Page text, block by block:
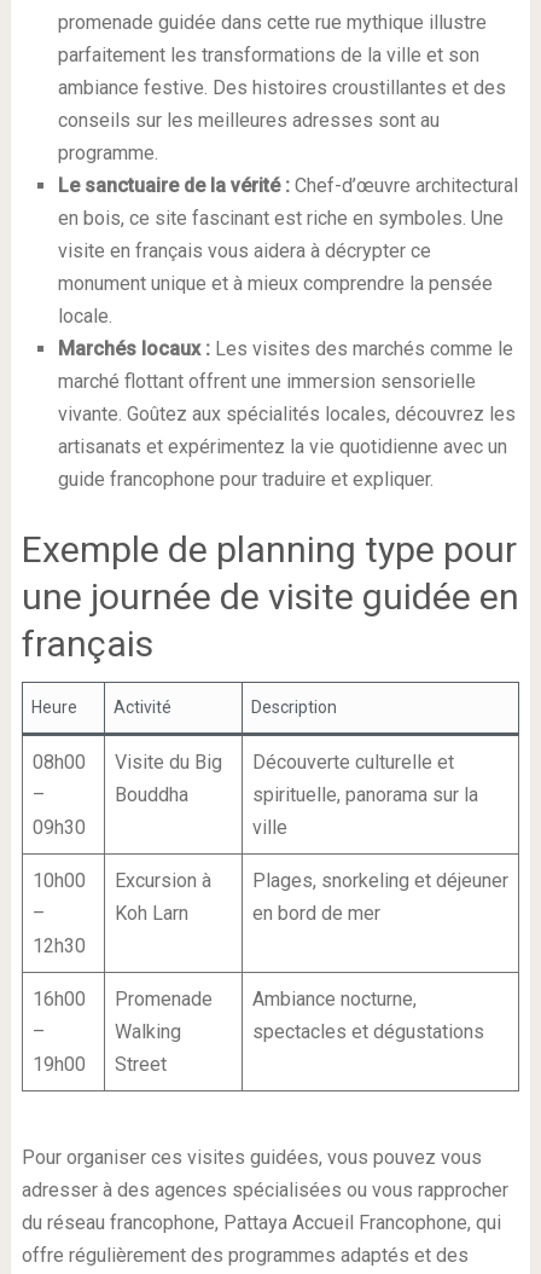
promenade guidée dans cette rue mythique illustre
parfaitement les transformations de la ville et son
ambiance festive. Des histoires croustillantes et des
conseils sur les meilleures adresses sont au
programme.
Le sanctuaire de la vérité :Chef-d’œuvre architectural
en bois, ce site fascinant est riche en symboles. Une
visite en français vous aidera à décrypter ce
monument unique et à mieux comprendre la pensée
locale.
Marchés locaux :Les visites des marchés comme le
marché flottant offrent une immersion sensorielle
vivante. Goûtez aux spécialités locales, découvrez les
artisanats et expérimentez la vie quotidienne avec un
guide francophone pour traduire et expliquer.
Exemple de planning type pour
une journée de visite guidée en
français
Heure Activité Description
08h00
–
09h30
Visite du Big
Bouddha
Découverte culturelle et
spirituelle, panorama sur la
ville
10h00
–
12h30
Excursion à
Koh Larn
Plages, snorkeling et déjeuner
en bord de mer
16h00
–
19h00
Promenade
Walking
Street
Ambiance nocturne,
spectacles et dégustations
Pour organiser ces visites guidées, vous pouvez vous
adresser à des agences spécialisées ou vous rapprocher
du réseau francophone, Pattaya Accueil Francophone, qui
offre régulièrement des programmes adaptés et des